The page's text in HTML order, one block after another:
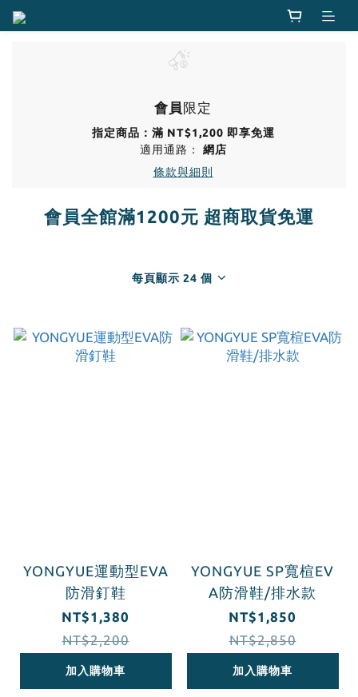
會員限定
指定商品：滿 NT$1,200 即享免運
適用通路： 網店
條款與細則
會員全館滿1200元 超商取貨免運
每頁顯示 24 個
YONGYUE運動型EVA
防滑釘鞋
NT$1,380
NT$2,200
加入購物車
YONGYUE SP寬楦EV
A防滑鞋/排水款
NT$1,850
NT$2,850
加入購物車